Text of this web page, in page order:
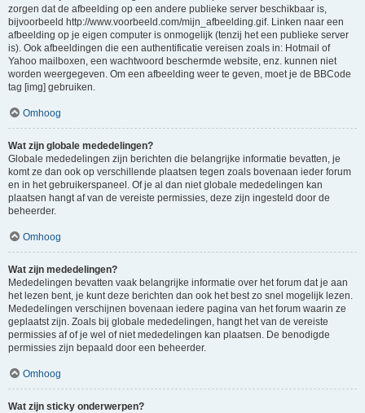
zorgen dat de afbeelding op een andere publieke server beschikbaar is,
bijvoorbeeld http://www.voorbeeld.com/mijn_afbeelding.gif. Linken naar een
afbeelding op je eigen computer is onmogelijk (tenzij het een publieke server
is). Ook afbeeldingen die een authentificatie vereisen zoals in: Hotmail of
Yahoo mailboxen, een wachtwoord beschermde website, enz. kunnen niet
worden weergegeven. Om een afbeelding weer te geven, moet je de BBCode
tag [img] gebruiken.
Omhoog
Wat zijn globale mededelingen?
Globale mededelingen zijn berichten die belangrijke informatie bevatten, je
komt ze dan ook op verschillende plaatsen tegen zoals bovenaan ieder forum
en in het gebruikerspaneel. Of je al dan niet globale mededelingen kan
plaatsen hangt af van de vereiste permissies, deze zijn ingesteld door de
beheerder.
Omhoog
Wat zijn mededelingen?
Mededelingen bevatten vaak belangrijke informatie over het forum dat je aan
het lezen bent, je kunt deze berichten dan ook het best zo snel mogelijk lezen.
Mededelingen verschijnen bovenaan iedere pagina van het forum waarin ze
geplaatst zijn. Zoals bij globale mededelingen, hangt het van de vereiste
permissies af of je wel of niet mededelingen kan plaatsen. De benodigde
permissies zijn bepaald door een beheerder.
Omhoog
Wat zijn sticky onderwerpen?